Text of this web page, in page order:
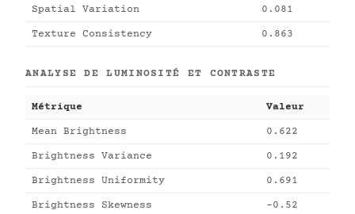
Spatial Variation 0.081
Texture Consistency 0.863
ANALYSE DE LUMINOSITÉ ET CONTRASTE
Métrique Valeur
Mean Brightness 0.622
Brightness Variance 0.192
Brightness Uniformity 0.691
Brightness Skewness -0.52